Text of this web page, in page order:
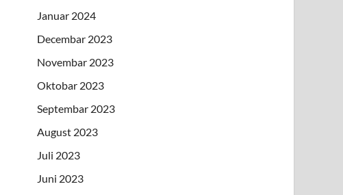
Januar 2024
Decembar 2023
Novembar 2023
Oktobar 2023
Septembar 2023
August 2023
Juli 2023
Juni 2023